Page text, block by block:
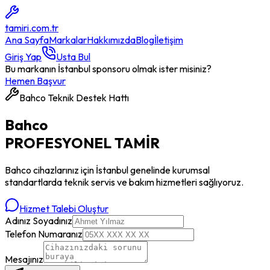
tamiri.com.tr
Ana SayfaMarkalarHakkımızdaBlogİletişim
Giriş Yap
Usta Bul
Bu markanın İstanbul sponsoru olmak ister misiniz?
Hemen Başvur
Bahco Teknik Destek Hattı
Bahco
PROFESYONELTAMİR
Bahco cihazlarınız için İstanbul genelinde kurumsal
standartlarda teknik servis ve bakım hizmetleri sağlıyoruz.
Hizmet Talebi Oluştur
Adınız Soyadınız
Telefon Numaranız
Mesajınız